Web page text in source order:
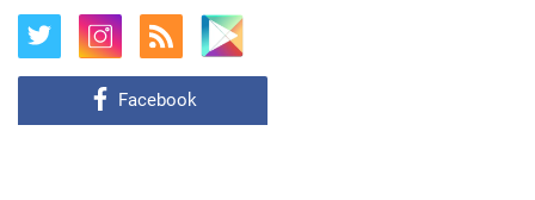
Facebook